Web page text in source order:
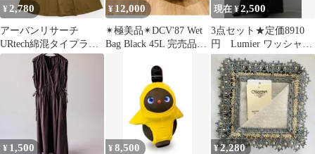
¥2,780
アーバンリサーチ
URtech綿混タイプライ
ターテントノースリー
ブロングワンピース
¥ 12,000
✴︎極美品✴︎DCV'87 Wet
Bag Black 45L 完売品ミ
現在 ¥2,500
3点セット★定価8910
円 Lumier ワッシャー
ジャガードワンピ GU
シャツ
¥ 1,500 ¥8,500 ¥2,280